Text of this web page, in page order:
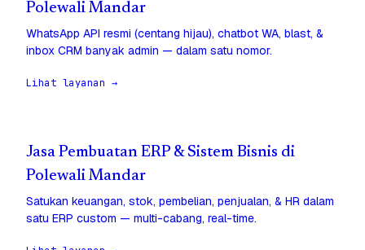
Polewali Mandar
WhatsApp API resmi (centang hijau), chatbot WA, blast, &
inbox CRM banyak admin — dalam satu nomor.
Lihat layanan →
Jasa Pembuatan ERP & Sistem Bisnis di
Polewali Mandar
Satukan keuangan, stok, pembelian, penjualan, & HR dalam
satu ERP custom — multi-cabang, real-time.